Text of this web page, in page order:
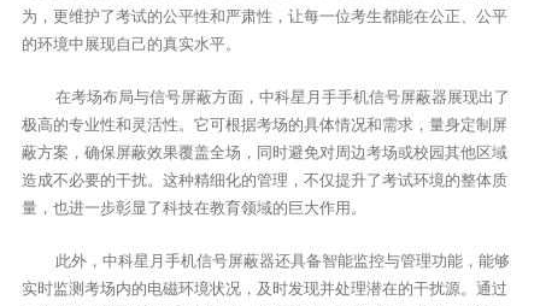
为，更维护了考试的公平性和严肃性，让每一位考生都能在公正、公平
的环境中展现自己的真实水平。
在考场布局与信号屏蔽方面，中科星月手手机信号屏蔽器展现出了
极高的专业性和灵活性。它可根据考场的具体情况和需求，量身定制屏
蔽方案，确保屏蔽效果覆盖全场，同时避免对周边考场或校园其他区域
造成不必要的干扰。这种精细化的管理，不仅提升了考试环境的整体质
量，也进一步彰显了科技在教育领域的巨大作用。
此外，中科星月手机信号屏蔽器还具备智能监控与管理功能，能够
实时监测考场内的电磁环境状况，及时发现并处理潜在的干扰源。通过